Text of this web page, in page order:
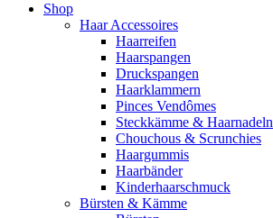
Shop
Haar Accessoires
Haarreifen
Haarspangen
Druckspangen
Haarklammern
Pinces Vendômes
Steckkämme & Haarnadeln
Chouchous & Scrunchies
Haargummis
Haarbänder
Kinderhaarschmuck
Bürsten & Kämme